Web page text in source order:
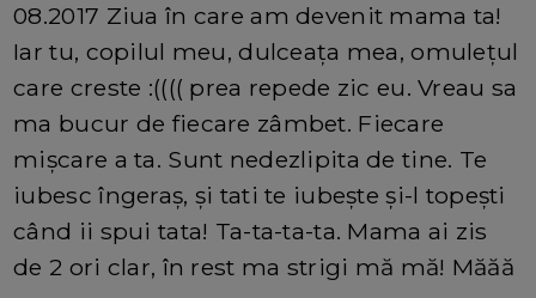
08.2017 Ziua în care am devenit mama ta!
Iar tu, copilul meu, dulceața mea, omulețul
care creste :(((( prea repede zic eu. Vreau sa
ma bucur de fiecare zâmbet. Fiecare
mișcare a ta. Sunt nedezlipita de tine. Te
iubesc îngeraș, și tati te iubește și-l topești
când ii spui tata! Ta-ta-ta-ta. Mama ai zis
de 2 ori clar, în rest ma strigi mă mă! Măăă